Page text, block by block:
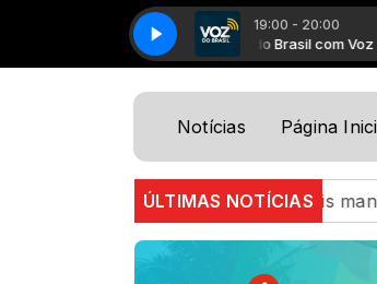
19:00 - 20:00
Voz do Brasil com Voz
Programação Musical
Notícias Página
ÚLTIMAS NOTÍCIAS
cumpre dois mandados de prisão em